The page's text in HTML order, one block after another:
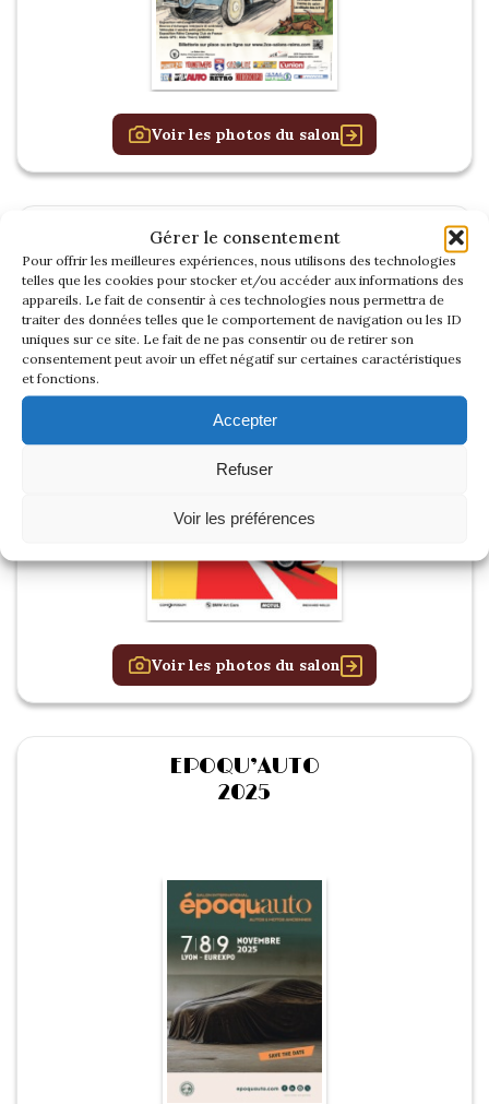
Gérer le consentement
Pour offrir les meilleures expériences, nous utilisons des technologies
telles que les cookies pour stocker et/ou accéder aux informations des
appareils. Le fait de consentir à ces technologies nous permettra de
traiter des données telles que le comportement de navigation ou les ID
uniques sur ce site. Le fait de ne pas consentir ou de retirer son
consentement peut avoir un effet négatif sur certaines caractéristiques
et fonctions.
Accepter
Refuser
Voir les préférences
Voir les photos du salon
RETROMOBILE
2026
Voir les photos du salon
EPOQU’AUTO
2025